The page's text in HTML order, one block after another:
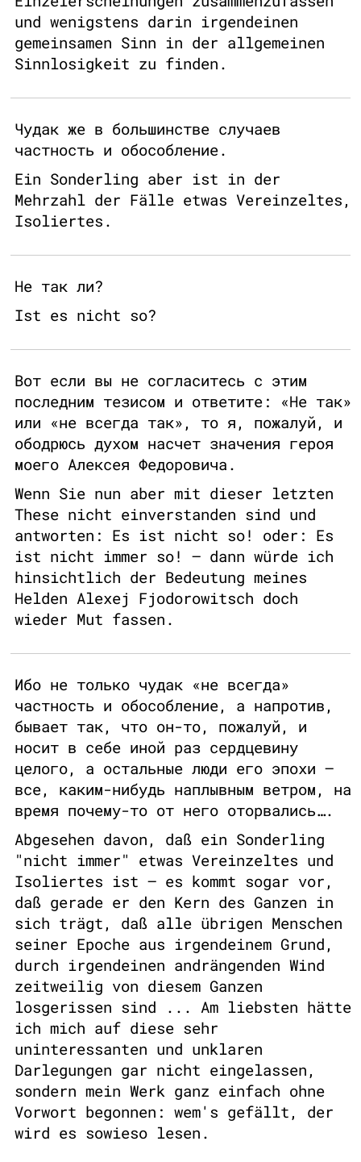
und wenigstens darin irgendeinen
gemeinsamen Sinn in der allgemeinen
Sinnlosigkeit zu finden.
Чудак же в большинстве случаев
частность и обособление.
Ein Sonderling aber ist in der
Mehrzahl der Fälle etwas Vereinzeltes,
Isoliertes.
Не так ли?
Ist es nicht so?
Вот если вы не согласитесь с этим
последним тезисом и ответите: «Не так»
или «не всегда так», то я, пожалуй, и
ободрюсь духом насчет значения героя
моего Алексея Федоровича.
Wenn Sie nun aber mit dieser letzten
These nicht einverstanden sind und
antworten: Es ist nicht so! oder: Es
ist nicht immer so! – dann würde ich
hinsichtlich der Bedeutung meines
Helden Alexej Fjodorowitsch doch
wieder Mut fassen.
Ибо не только чудак «не всегда»
частность и обособление, а напротив,
бывает так, что он-то, пожалуй, и
носит в себе иной раз сердцевину
целого, а остальные люди его эпохи –
все, каким-нибудь наплывным ветром, на
время почему-то от него оторвались….
Abgesehen davon, daß ein Sonderling
"nicht immer" etwas Vereinzeltes und
Isoliertes ist – es kommt sogar vor,
daß gerade er den Kern des Ganzen in
sich trägt, daß alle übrigen Menschen
seiner Epoche aus irgendeinem Grund,
durch irgendeinen andrängenden Wind
zeitweilig von diesem Ganzen
losgerissen sind ... Am liebsten hätte
ich mich auf diese sehr
uninteressanten und unklaren
Darlegungen gar nicht eingelassen,
sondern mein Werk ganz einfach ohne
Vorwort begonnen: wem's gefällt, der
wird es sowieso lesen.